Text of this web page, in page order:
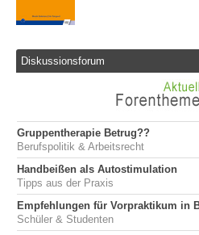
Diskussionsforum
Gruppentherapie Betrug??
Berufspolitik & Arbeitsrecht
Handbeißen als Autostimulation
Tipps aus der Praxis
Empfehlungen für Vorpraktikum in
Schüler & Studenten